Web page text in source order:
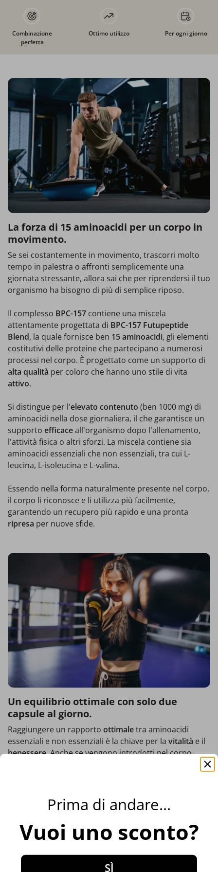
Combinazione
perfetta
Ottimo utilizzo Per ogni giorno
La forza di 15 aminoacidi per un corpo in
movimento.
Se sei costantemente in movimento, trascorri molto
tempo in palestra o affronti semplicemente una
giornata stressante, allora sai che per riprendersi il tuo
organismo ha bisogno di più di semplice riposo.
Il complesso BPC-157 contiene una miscela
attentamente progettata di BPC-157 Futupeptide
Blend, la quale fornisce ben 15aminoacidi, gli elementi
costitutivi delle proteine che partecipano a numerosi
processi nel corpo. È progettato come un supporto di
alta qualità per coloro che hanno uno stile di vita
attivo.
Si distingue per l'elevato contenuto (ben 1000 mg) di
aminoacidi nella dose giornaliera, il che garantisce un
supporto efficaceall'organismo dopo l'allenamento,
l'attività fisica o altri sforzi. La miscela contiene sia
aminoacidi essenziali che non essenziali, tra cui L-
leucina, L-isoleucina e L-valina.
Essendo nella forma naturalmente presente nel corpo,
il corpo li riconosce e li utilizza più facilmente,
garantendo un recupero più rapido e una pronta
ripresa per nuove sfide.
Un equilibrio ottimale con solo due
capsule al giorno.
Raggiungere un rapporto ottimaletra aminoacidi
essenziali e non essenziali è la chiave per la vitalità e il
benessere. Anche se vengono introdotti nel corpo
raggiungere solo con i pasti.
Questa miscela
soluzione perfettaperpersone con uno stile di vita
Con solo due capsule al giorno ti assicuri che il tuo
Prima di andare...
Vuoi uno sconto?
SÌ